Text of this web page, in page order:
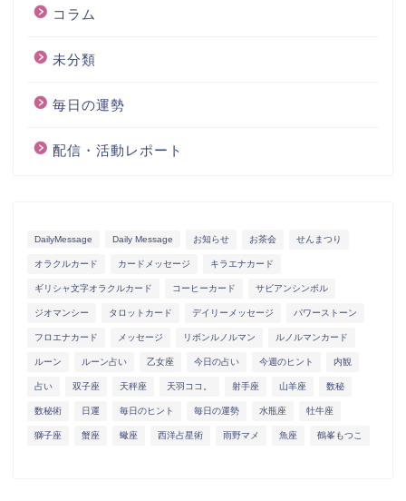
コラム
未分類
毎日の運勢
配信・活動レポート
DailyMessage Daily Message お知らせ お茶会 せんまつり
オラクルカード カードメッセージ キラエナカード
ギリシャ文字オラクルカード コーヒーカード サビアンシンボル
ジオマンシー タロットカード デイリーメッセージ パワーストーン
フロエナカード メッセージ リボンルノルマン ルノルマンカード
ルーン ルーン占い 乙女座 今日の占い 今週のヒント 内観
占い 双子座 天秤座 天羽ココ。 射手座 山羊座 数秘
数秘術 日運 毎日のヒント 毎日の運勢 水瓶座 牡牛座
獅子座 蟹座 蠍座 西洋占星術 雨野マメ 魚座 鶴峯もつこ